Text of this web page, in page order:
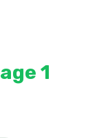
1